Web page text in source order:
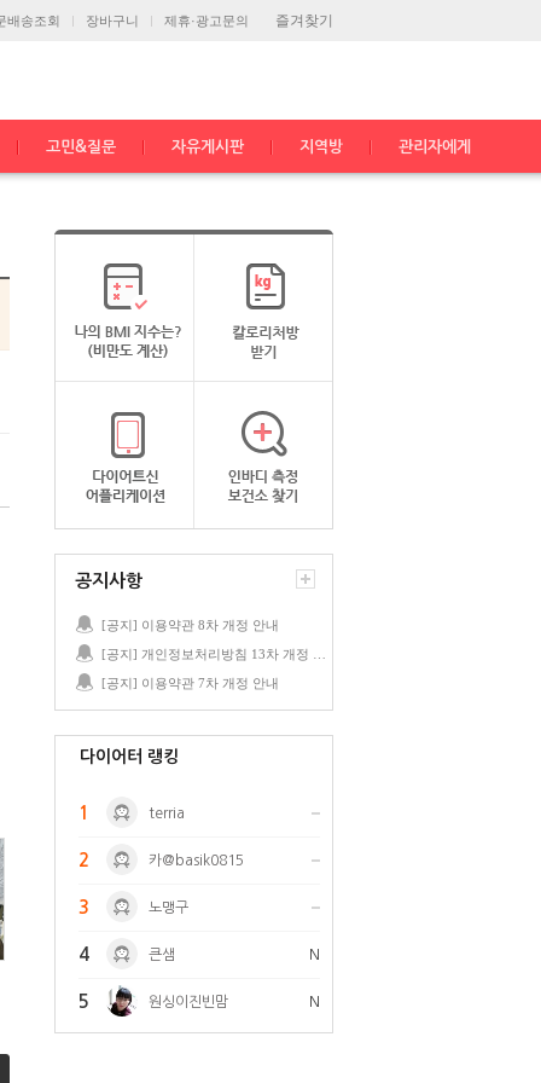
즐겨찾기
배송조회 장바구니 제휴·광고문의
고민&질문 자유게시판 지역방 관리자에게
공지사항
[공지] 이용약관 8차 개정 안내
[공지] 이용약관 7차 개정 안내
다이어터 랭킹
1 terria
2 카@basik0815
3 노맹구
4 큰샘 N
5 원싱이진빈맘 N